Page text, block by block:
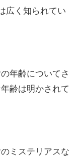
広く知られてい
年齢についてさ
齢は明かされて
ミステリアスな